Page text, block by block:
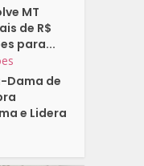
MT
de R$
para...
Dama de
e Lidera